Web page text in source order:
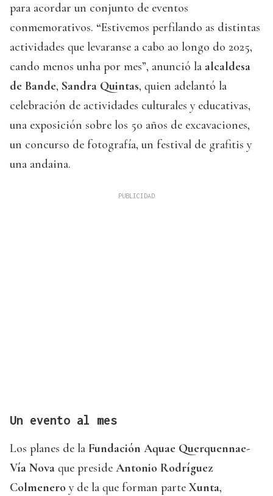
para acordar un conjunto de eventos
conmemorativos. “Estivemos perfilando as distintas
actividades que levaranse a cabo ao longo do 2025,
cando menos unha por mes”, anunció la alcaldesa
de Bande, Sandra Quintas, quien adelantó la
celebración de actividades culturales y educativas,
una exposición sobre los 50 años de excavaciones,
un concurso de fotografía, un festival de grafitis y
una andaina.
Un evento al mes
Los planes de la Fundación Aquae Querquennae-
Vía Nova que preside Antonio Rodríguez
Colmenero y de la que forman parte Xunta,